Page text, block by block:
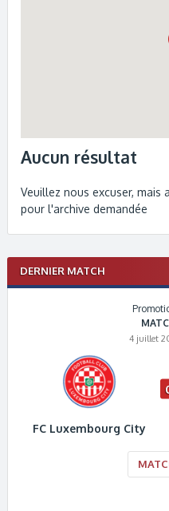
Aucun résultat
Veuillez nous excuser,
pour l'archive demandée
DERNIER MATCH
4 juillet
FC Luxembourg City